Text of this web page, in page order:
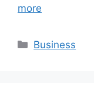
more
Categories
Business